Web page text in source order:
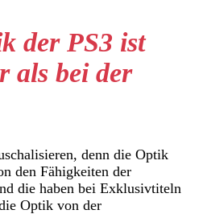
der PS3 ist
als bei der
denn die Optik
den Fähigkeiten der
die haben bei Exklusivtiteln
Optik von der